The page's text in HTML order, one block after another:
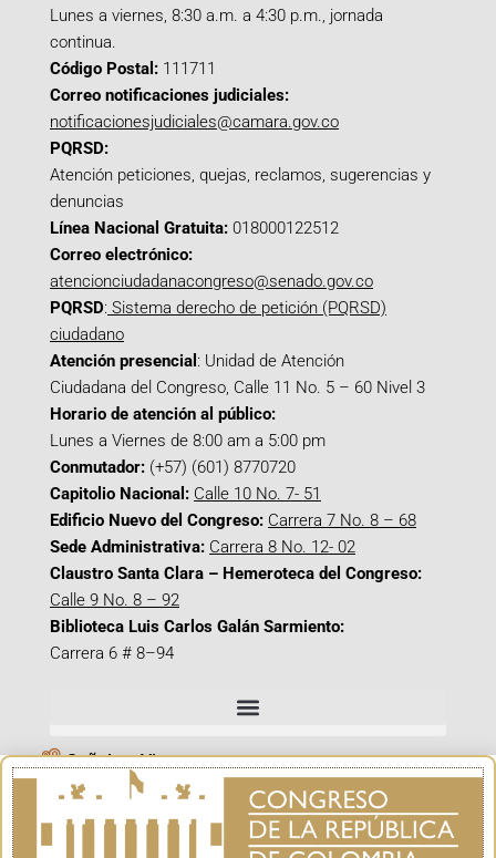
Lunes a viernes, 8:30 a.m. a 4:30 p.m., jornada
continua.
Código Postal: 111711
Correo notificaciones judiciales:
notificacionesjudiciales@camara.gov.co
PQRSD:
Atención peticiones, quejas, reclamos, sugerencias y
denuncias
Línea Nacional Gratuita: 018000122512
Correo electrónico:
atencionciudadanacongreso@senado.gov.co
PQRSD: Sistema derecho de petición (PQRSD)
ciudadano
Atención presencial : Unidad de Atención
Ciudadana del Congreso, Calle 11 No. 5 – 60 Nivel 3
Horario de atención al público:
Lunes a Viernes de 8:00 am a 5:00 pm
Conmutador: (+57) (601) 8770720
Capitolio Nacional: Calle 10 No. 7- 51
Edificio Nuevo del Congreso: Carrera 7 No. 8 – 68
Sede Administrativa: Carrera 8 No. 12- 02
Claustro Santa Clara – Hemeroteca del Congreso:
Calle 9 No. 8 – 92
Biblioteca Luis Carlos Galán Sarmiento:
Carrera 6 # 8–94
Señal en Vivo
Facebook_@CamaraColombia
Instagram_@CamaraColombia